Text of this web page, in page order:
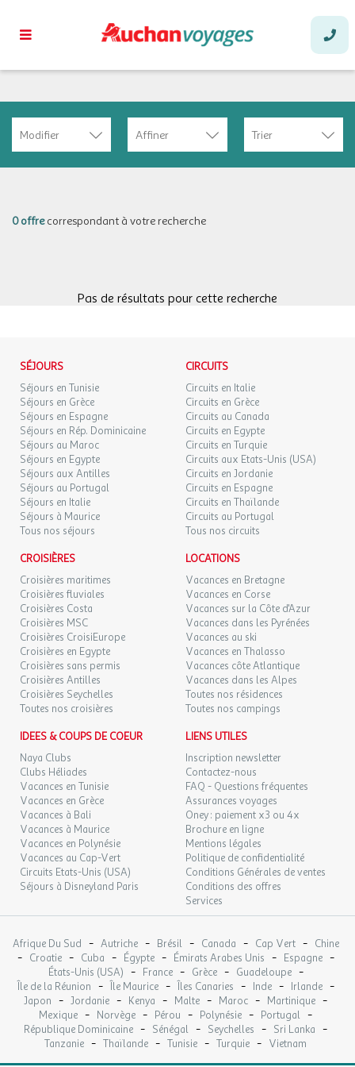
Modifier Affiner Trier
0 offrecorrespondant à votre recherche
Pas de résultats pour cette recherche
SÉJOURS
Séjours en Tunisie
Séjours en Grèce
Séjours en Espagne
Séjours en Rép. Dominicaine
Séjours au Maroc
Séjours en Egypte
Séjours aux Antilles
Séjours au Portugal
Séjours en Italie
Séjours à Maurice
Tous nos séjours
CIRCUITS
Circuits en Italie
Circuits en Grèce
Circuits au Canada
Circuits en Egypte
Circuits en Turquie
Circuits aux Etats-Unis (USA)
Circuits en Jordanie
Circuits en Espagne
Circuits en Thaïlande
Circuits au Portugal
Tous nos circuits
CROISIÈRES
Croisières maritimes
Croisières fluviales
Croisières Costa
Croisières MSC
Croisières CroisiEurope
Croisières en Egypte
Croisières sans permis
Croisières Antilles
Croisières Seychelles
Toutes nos croisières
LOCATIONS
Vacances en Bretagne
Vacances en Corse
Vacances sur la Côte d'Azur
Vacances dans les Pyrénées
Vacances au ski
Vacances en Thalasso
Vacances côte Atlantique
Vacances dans les Alpes
Toutes nos résidences
Toutes nos campings
IDEES & COUPS DE COEUR
Naya Clubs
Clubs Héliades
Vacances en Tunisie
Vacances en Grèce
Vacances à Bali
Vacances à Maurice
Vacances en Polynésie
Vacances au Cap-Vert
Circuits Etats-Unis (USA)
Séjours à Disneyland Paris
LIENS UTILES
Inscription newsletter
Contactez-nous
FAQ - Questions fréquentes
Assurances voyages
Oney : paiement x3 ou 4x
Brochure en ligne
Mentions légales
Politique de confidentialité
Conditions Générales de ventes
Conditions des offres
Services
Afrique Du Sud - Autriche - Brésil - Canada - Cap Vert - Chine
- Croatie - Cuba - Égypte - Émirats Arabes Unis - Espagne -
États-Unis (USA) - France - Grèce - Guadeloupe -
Île de la Réunion - Île Maurice - Îles Canaries - Inde - Irlande -
Japon - Jordanie - Kenya - Malte - Maroc - Martinique -
Mexique - Norvège - Pérou - Polynésie - Portugal -
République Dominicaine - Sénégal - Seychelles - Sri Lanka -
Tanzanie - Thaïlande - Tunisie - Turquie - Vietnam